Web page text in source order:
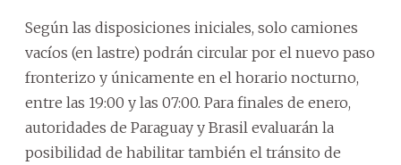
Según las disposiciones iniciales, solo camiones
vacíos (en lastre) podrán circular por el nuevo paso
fronterizo y únicamente en el horario nocturno,
entre las 19:00 y las 07:00. Para finales de enero,
autoridades de Paraguay y Brasil evaluarán la
posibilidad de habilitar también el tránsito de